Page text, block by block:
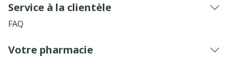
Service à la clientèle
FAQ
Votre pharmacie